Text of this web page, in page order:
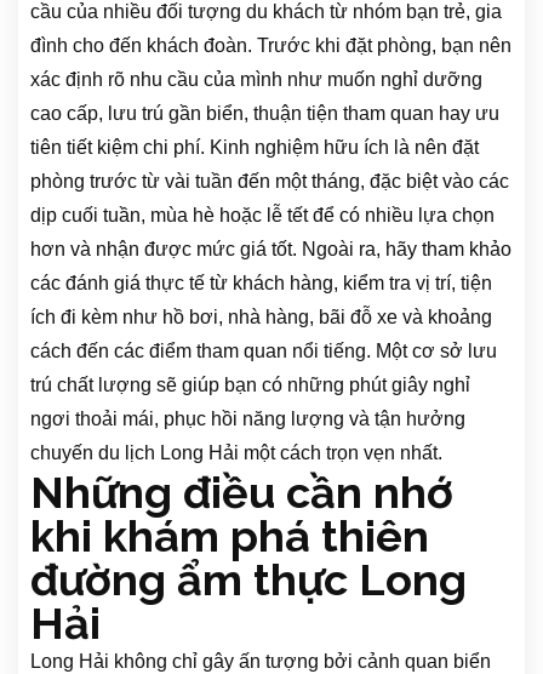
cầu của nhiều đối tượng du khách từ nhóm bạn trẻ, gia
đình cho đến khách đoàn. Trước khi đặt phòng, bạn nên
xác định rõ nhu cầu của mình như muốn nghỉ dưỡng
cao cấp, lưu trú gần biển, thuận tiện tham quan hay ưu
tiên tiết kiệm chi phí. Kinh nghiệm hữu ích là nên đặt
phòng trước từ vài tuần đến một tháng, đặc biệt vào các
dịp cuối tuần, mùa hè hoặc lễ tết để có nhiều lựa chọn
hơn và nhận được mức giá tốt. Ngoài ra, hãy tham khảo
các đánh giá thực tế từ khách hàng, kiểm tra vị trí, tiện
ích đi kèm như hồ bơi, nhà hàng, bãi đỗ xe và khoảng
cách đến các điểm tham quan nổi tiếng. Một cơ sở lưu
trú chất lượng sẽ giúp bạn có những phút giây nghỉ
ngơi thoải mái, phục hồi năng lượng và tận hưởng
chuyến du lịch Long Hải một cách trọn vẹn nhất.
Những điều cần nhớ
khi khám phá thiên
đường ẩm thực Long
Hải
Long Hải không chỉ gây ấn tượng bởi cảnh quan biển